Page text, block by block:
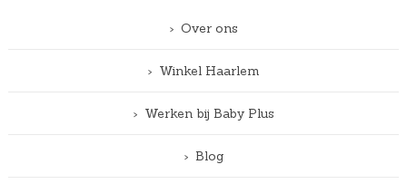
Over ons
Winkel Haarlem
Werken bij Baby Plus
Blog